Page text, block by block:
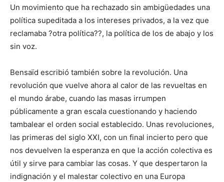
Un movimiento que ha rechazado sin ambigüedades una
política supeditada a los intereses privados, a la vez que
reclamaba ?otra política??, la política de los de abajo y los
sin voz.
Bensaïd escribió también sobre la revolución. Una
revolución que vuelve ahora al calor de las revueltas en
el mundo árabe, cuando las masas irrumpen
públicamente a gran escala cuestionando y haciendo
tambalear el orden social establecido. Unas revoluciones,
las primeras del siglo XXI, con un final incierto pero que
nos devuelven la esperanza en que la acción colectiva es
útil y sirve para cambiar las cosas. Y que despertaron la
indignación y el malestar colectivo en una Europa